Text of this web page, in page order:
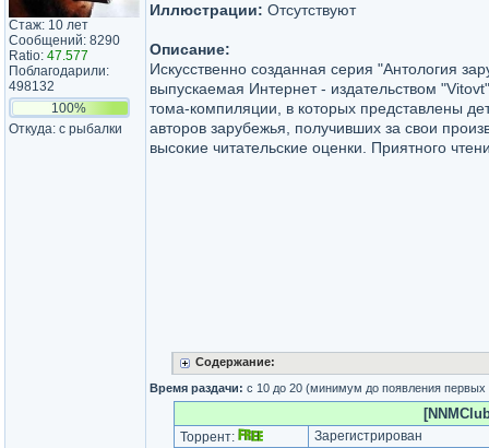
Стаж: 10 лет
Сообщений: 8290
Ratio: 47.577
Поблагодарили:
498132
100%
Откуда: с рыбалки
Иллюстрации: Отсутствуют
Описание:
Искусственно созданная серия "Антология
выпускаемая Интернет - издательством
тома-компиляции, в которых представлены
авторов зарубежья, получивших за свои
высокие читательские оценки. Приятного
Содержание:
Время раздачи: с 10 до 20 (минимум до появления
Торрент:
Зарегистрирован